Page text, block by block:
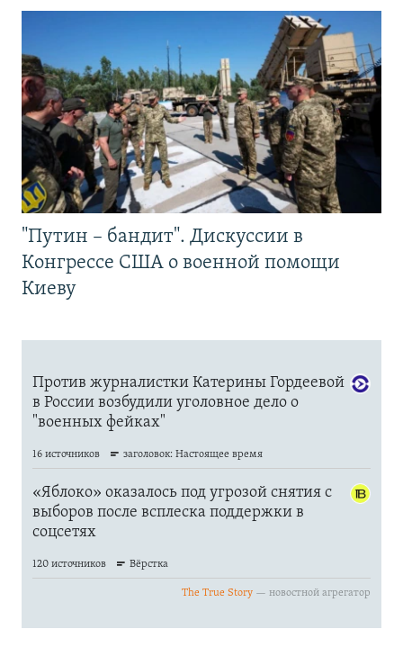
"Путин – бандит". Дискуссии в
Конгрессе США о военной помощи
Киеву